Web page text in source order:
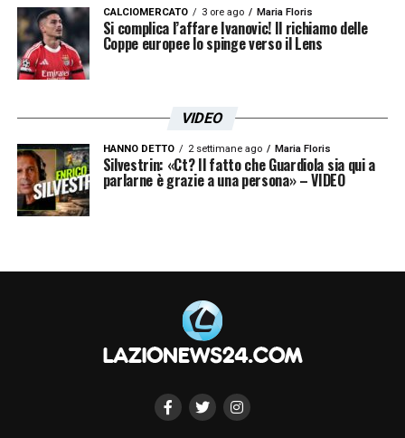
CALCIOMERCATO 3 ore ago Maria Floris
Si complica l’affare Ivanovic! Il richiamo delle
Coppe europee lo spinge verso il Lens
VIDEO
HANNO DETTO 2 settimane ago Maria Floris
Silvestrin: «Ct? Il fatto che Guardiola sia qui a
parlarne è grazie a una persona» – VIDEO